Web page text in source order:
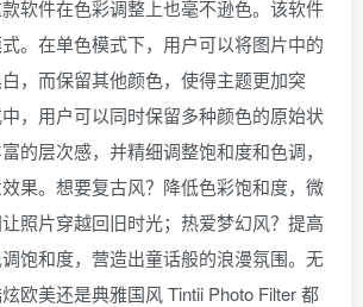
软件在色彩调整上也毫不逊色。该软件
。在单色模式下，用户可以将图片中的
，而保留其他颜色，使得主题更加突
，用户可以同时保留多种颜色的原始状
的层次感，并精细调整饱和度和色调，
果。想要复古风？降低色彩饱和度，微
照片穿越回旧时光；热爱梦幻风？提高
饱和度，营造出童话般的浪漫氛围。无
欧美还是典雅国风 Tintii Photo Filter 都